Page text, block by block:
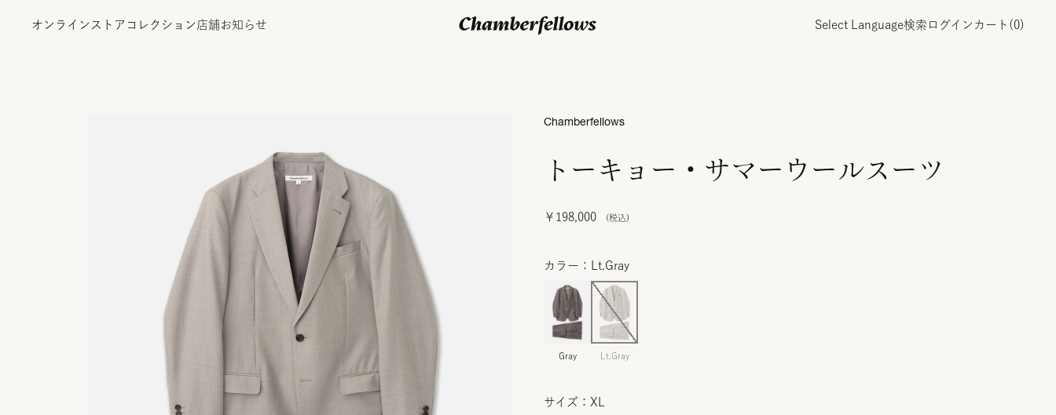
オンラインストア コレクション 店舗お知らせ Select Language検索 ログイン カート( 0)
トーキョー・サマーウールスーツ
￥198,000
Chamberfellows
カラー：Lt.Gray
Gray Lt.Gray
サイズ：XL